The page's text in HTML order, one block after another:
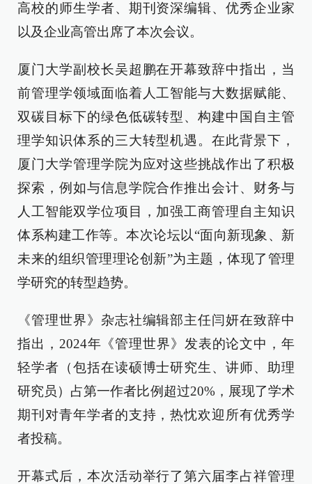
高校的师生学者、期刊资深编辑、优秀企业家
以及企业高管出席了本次会议。
厦门大学副校长吴超鹏在开幕致辞中指出，当
前管理学领域面临着人工智能与大数据赋能、
双碳目标下的绿色低碳转型、构建中国自主管
理学知识体系的三大转型机遇。在此背景下，
厦门大学管理学院为应对这些挑战作出了积极
探索，例如与信息学院合作推出会计、财务与
人工智能双学位项目，加强工商管理自主知识
体系构建工作等。本次论坛以“面向新现象、新
未来的组织管理理论创新”为主题，体现了管理
学研究的转型趋势。
《管理世界》杂志社编辑部主任闫妍在致辞中
指出，2024年《管理世界》发表的论文中，年
轻学者（包括在读硕博士研究生、讲师、助理
研究员）占第一作者比例超过20%，展现了学术
期刊对青年学者的支持，热忱欢迎所有优秀学
者投稿。
开幕式后，本次活动举行了第六届李占祥管理